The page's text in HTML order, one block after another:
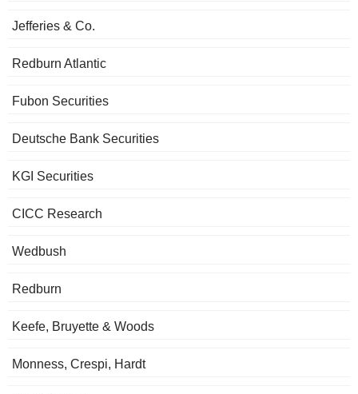
Jefferies & Co.
Redburn Atlantic
Fubon Securities
Deutsche Bank Securities
KGI Securities
CICC Research
Wedbush
Redburn
Keefe, Bruyette & Woods
Monness, Crespi, Hardt